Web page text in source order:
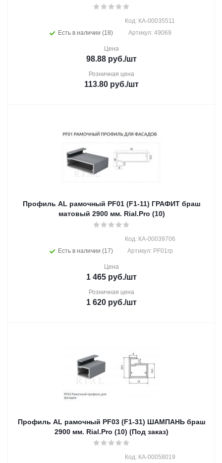
Есть в наличии (18)
Код: КА-00035511
Артикул: 49069
Цена
98.88 руб./шт
Розничная цена
113.80 руб./шт
Профиль AL рамочный PF01 (F1-11) ГРАФИТ браш
матовый 2900 мм. Rial.Pro (10)
Есть в наличии (17)
Код: КА-00039706
Артикул: PF01гр
Цена
1 465 руб./шт
Розничная цена
1 620 руб./шт
Профиль AL рамочный PF03 (F1-31) ШАМПАНЬ браш
2900 мм. Rial.Pro (10) (Под заказ)
Код: КА-00058019